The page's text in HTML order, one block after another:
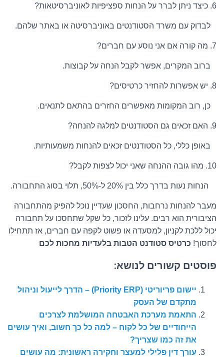
6. כיצד ניתן לברר על הנחות ספציפיות לאוניברסיטאות?
לבדוק עם משרד הסטודנטים באוניברסיטה או באתר שלהם.
7. מה קורה אם אני נוסע עם חברים?
ברוב המקרים, אפשר לקבל הנחה על קבוצות.
8. יש אפשרות להחזיר כרטיסים?
כן, רוב המקומות מאפשרים החזרים בהתאם לתנאים.
9. האם זכאים גם הסטודנטים למלגה להנחה?
באופן כללי, כל הסטודנטים זכאים להנחות משמעותיות.
10. מהו גובה ההנחה שאני יכול לצפות לקבל?
הנחות נעות בדרך כלל בין 20% ל-50%, תלוי בסוג התחבורה.
מעבר להנחות נרחבות, החסכון שעדיין נוכל להפיק מהתחבורה
הציבורית הוא רבים. עלינו לזכור, כל שקל שתחסכו על תחבורה
יכול ללכת לקניון, למסעדה או פשוט לקפה עם חברים, אז תתחילו
לחסוך! כרטיס סטודנט הטבות בלעדיות מחכות לכם
פוסטים קשורים לנושא:
יישום פריוריטי (Priority ERP) – הדרך לייעול וניהול
מתקדם של העסק
התאמת מערכת האבטחה המושלמת לצרכים
הייחודיים של כל לקוח – למה כל כך חשוב, ואיך עושים
את זה כמו שצריך?
עורך דין פלילי למעצר וחקירה ראשונית: מה עושים